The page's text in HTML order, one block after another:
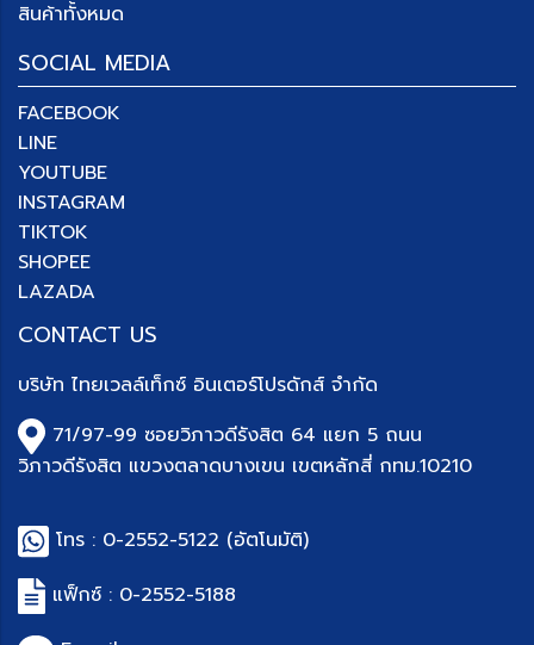
สินค้าทั้งหมด
SOCIAL MEDIA
FACEBOOK
LINE
YOUTUBE
INSTAGRAM
TIKTOK
SHOPEE
LAZADA
CONTACT US
บริษัท ไทยเวลล์เท็กซ์ อินเตอร์โปรดักส์ จำกัด
71/97-99 ซอยวิภาวดีรังสิต 64 แยก 5 ถนน
วิภาวดีรังสิต แขวงตลาดบางเขน เขตหลักสี่ กทม.10210
โทร : 0-2552-5122 (อัตโนมัติ)
แฟ็กซ์ : 0-2552-5188